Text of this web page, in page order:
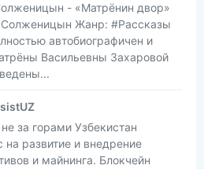
- «Матрёнин двор»
Жанр: #Рассказы
автобиографичен и
Васильевны Захаровой
за горами Узбекистан
на развитие и внедрение
и майнинга. Блокчейн